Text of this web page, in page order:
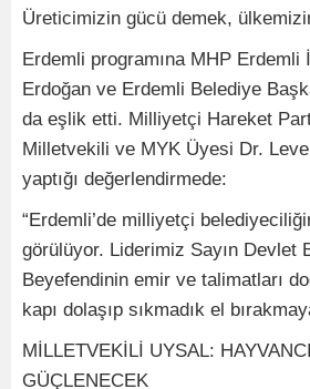
Üreticimizin gücü demek,
Erdemli programına MHP Erdemli
Erdoğan ve Erdemli Belediye
da eşlik etti. Milliyetçi Hareket
Milletvekili ve MYK Üyesi Dr.
yaptığı değerlendirmede:
“Erdemli’de milliyetçi
görülüyor. Liderimiz Sayın Devlet
Beyefendinin emir ve talimatları
kapı dolaşıp sıkmadık el
MİLLETVEKİLİ UYSAL:
GÜÇLENECEK